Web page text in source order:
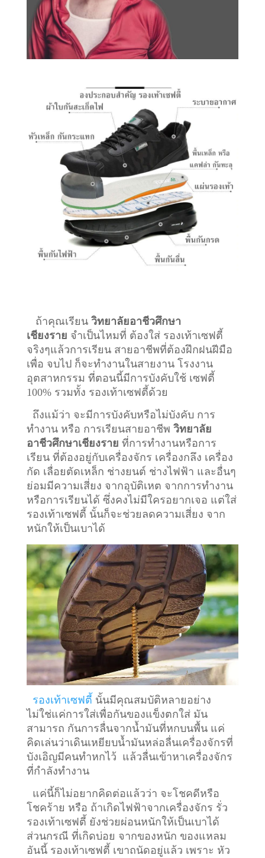
ถ้าคุณเรียน วิทยาลัยอาชีวศึกษา
เชียงราย จำเป็นไหมที่ ต้องใส่ รองเท้าเซฟตี้
จริงๆแล้วการเรียน สายอาชีพที่ต้องฝึกฝนฝีมือ
เพื่อ จบไป ก็จะทำงานในสายงาน โรงงาน
อุตสาหกรรม ที่ตอนนี้มีการบังคับใช้ เซฟตี้
100% รวมทั้ง รองเท้าเซฟตี้ด้วย
ถึงแม้ว่า จะมีการบังคับหรือไม่บังคับ การ
ทำงาน หรือ การเรียนสายอาชีพ วิทยาลัย
อาชีวศึกษาเชียงราย ที่การทำงานหรือการ
เรียน ที่ต้องอยู่กับเครื่องจักร เครื่องกลึง เครื่อง
กัด เลื่อยตัดเหล็ก ช่างยนต์ ช่างไฟฟ้า และอื่นๆ
ย่อมมีความเสี่ยง จากอุบัติเหต จากการทำงาน
หรือการเรียนได้ ซึ่งคงไม่มีใครอยากเจอ แต่ใส่
รองเท้าเซฟตี้ นั้นก็จะช่วยลดความเสี่ยง จาก
หนักให้เป็นเบาได้
รองเท้าเซฟตี้ นั้นมีคุณสมบัติหลายอย่าง
ไม่ใช่แค่การใส่เพื่อกันของแข็งตกใส่ มัน
สามารถ กันการลื่นจากน้ำมันที่หกบนพื้น แค่
คิดเล่นว่าเดินเหยียบน้ำมันหล่อลื่นเครื่องจักรที่
บังเอิญมีคนทำหกไว้ แล้วลื่นเข้าหาเครื่องจักร
ที่กำลังทำงาน
แค่นี้ก็ไม่อยากคิดต่อแล้วว่า จะโชคดีหรือ
โชคร้าย หรือ ถ้าเกิดไฟฟ้าจากเครื่องจักร รั่ว
รองเท้าเซฟตี้ ยังช่วยผ่อนหนักให้เป็นเบาได้
ส่วนกรณี ที่เกิดบ่อย จากของหนัก ของแหลม
อันนี้ รองเท้าเซฟตี้ เขาถนัดอยู่แล้ว เพราะ หัว